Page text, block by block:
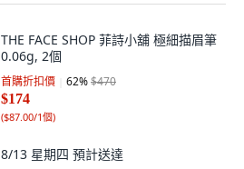
THE FACE SHOP 菲詩小舖 極細描眉筆
0.06g, 2個
首購折扣價 62%$470
$174
($87.00/1個)
8/13 星期四 預計送達